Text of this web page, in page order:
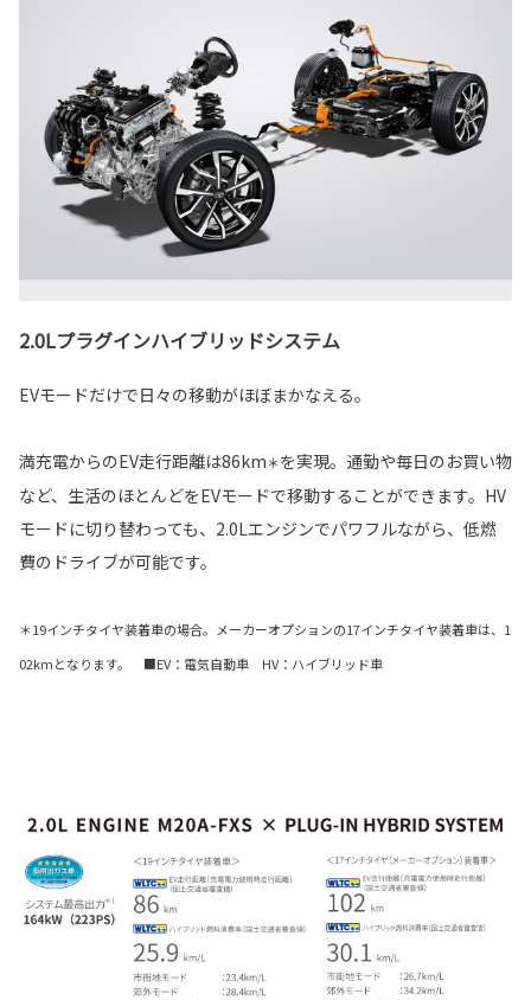
2.0Lプラグインハイブリッドシステム
EVモードだけで日々の移動がほぼまかなえる。
満充電からのEV走行距離は86km＊を実現。通勤や毎日のお買い物
など、生活のほとんどをEVモードで移動することができます。HV
モードに切り替わっても、2.0Lエンジンでパワフルながら、低燃
費のドライブが可能です。
＊19インチタイヤ装着車の場合。メーカーオプションの17インチタイヤ装着車は、1
02kmとなります。 ■EV：電気自動車 HV：ハイブリッド車